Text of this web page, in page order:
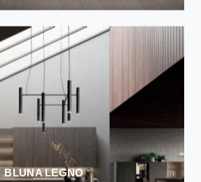
BLUNA LEGNO